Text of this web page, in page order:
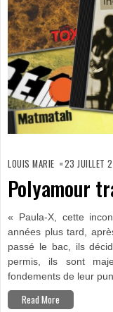
LOUIS MARIE 23 JUILLET
Polyamour
« Paula-X, cette
années plus tard,
passé le bac, ils
permis, ils sont
fondements de leur
Read More